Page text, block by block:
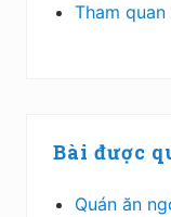
Tham quan
Bài được
Quán ăn